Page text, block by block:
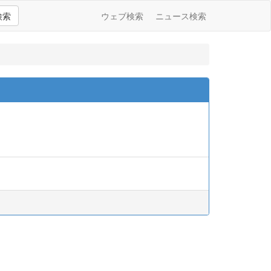
索 ウェブ検索 ニュース検索